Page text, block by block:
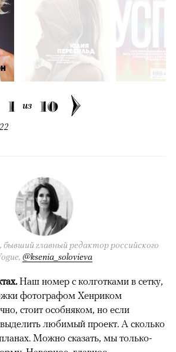
1 из 10
бывший главный редактор российского
@ksenia_solovieva
Наш номер с колготками в сетку,
фотографом Хенриком
стоит особняком, но если
любимый проект. А сколько
Можно сказать, мы только-